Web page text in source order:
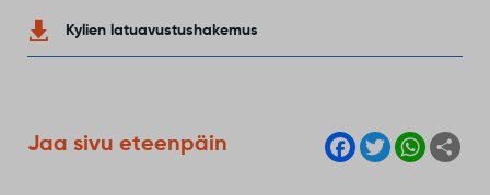
Kylien latuavustushakemus
Jaa sivu eteenpäin
F
a
T
w
W
h